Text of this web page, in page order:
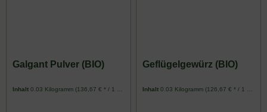
Galgant Pulver (BIO)
Inhalt0.03 Kilogramm (136,67 € * / 1 Kilogramm)
Geflügelgewürz (BIO)
Inhalt0.03 Kilogramm (126,67 € * / 1 Kilogramm)